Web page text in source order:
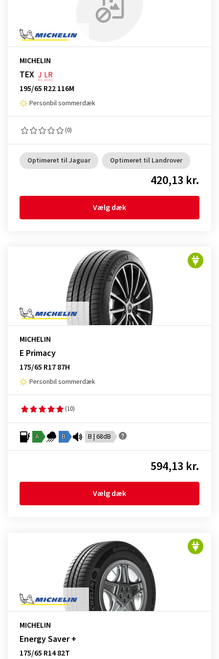
MICHELIN
TEX J LR
195/65 R22 116M
Personbil sommerdæk
(0)
Optimeret til Jaguar Optimeret til Landrover
420,13 kr.
Vælg dæk
MICHELIN
E Primacy
175/65 R17 87H
Personbil sommerdæk
(10)
A B B | 68dB
594,13 kr.
Vælg dæk
MICHELIN
Energy Saver +
175/65 R14 82T